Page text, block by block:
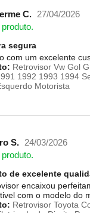
C. 27/04/2026
segura
com um excelente
Retrovisor Vw Gol
1992 1993 1994
Motorista
S. 24/03/2026
de excelente
encaixou
com o modelo do
Retrovisor Toyota